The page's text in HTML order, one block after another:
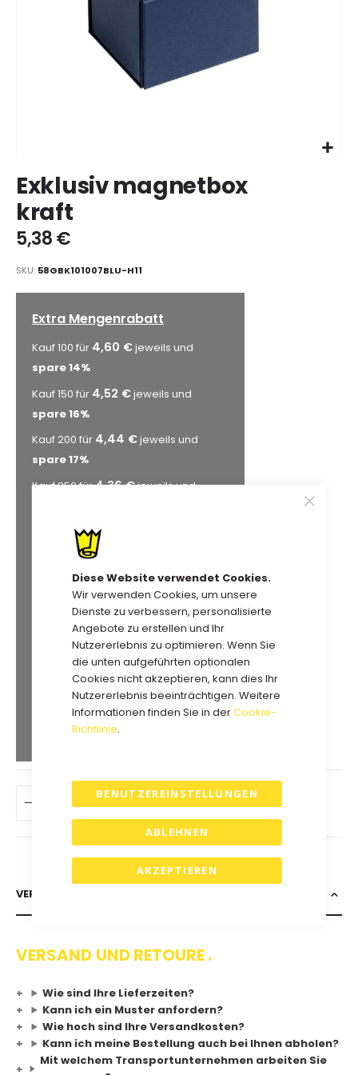
Diese Website verwendet Cookies.
Wir verwenden Cookies, um unsere
Dienste zu verbessern, personalisierte
Angebote zu erstellen und Ihr
Nutzererlebnis zu optimieren. Wenn Sie
die unten aufgeführten optionalen
Cookies nicht akzeptieren, kann dies Ihr
Nutzererlebnis beeinträchtigen. Weitere
Informationen finden Sie in derCookie-
Richtlinie.
AKZEPTIEREN
BENUTZEREINSTELLUNGEN
ABLEHNEN
Anfang
der
Bildgalerie
springen
Exklusiv magnetbox
kraft
5,38 €
SKU 58GBK101007BLU-H11
Extra Mengenrabatt
Kauf 100 für 4,60 €jeweils und
spare14%
Kauf 150 für 4,52 €jeweils und
spare16%
Kauf 200 für 4,44 €jeweils und
spare17%
Kauf 250 für4,36 €jeweils und
Kauf 300 für4,28 €
20%
Kauf 350 für4,20 €jeweils und
22%
Kauf 400 für4,14 € jeweils und
23%
Kauf 450 für4,12 €jeweils und
23%
Kauf 500 für4,06 € jeweils und
25%
VERSAND & RETOURE
VERSAND UND RETOURE .
Wie sind Ihre Lieferzeiten?
Kann ich ein Muster anfordern?
Wie hoch sind Ihre Versandkosten?
Kann ich meine Bestellung auch bei Ihnen abholen?
Mit welchem Transportunternehmen arbeiten Sie